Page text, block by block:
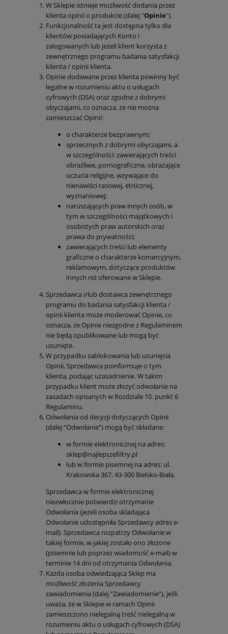
W Sklepie istnieje możliwość dodania przez
klienta opinii o produkcie (dalej "Opinie").
Funkcjonalność ta jest dostępna tylko dla
klientów posiadających Konto i
zalogowanych lub jeżeli klient korzysta z
zewnętrznego programu badania satysfakcji
klienta / opinii klienta.
Opinie dodawane przez klienta powinny być
legalne w rozumieniu aktu o usługach
cyfrowych (DSA) oraz zgodne z dobrymi
obyczajami, co oznacza, że nie można
zamieszczać Opinii:
o charakterze bezprawnym;
sprzecznych z dobrymi obyczajami, a
w szczególności: zawierających treści
obraźliwe, pornograficzne, obrażające
uczucia religijne, wzywające do
nienawiści rasowej, etnicznej,
wyznaniowej;
naruszających praw innych osób, w
tym w szczególności majątkowych i
osobistych praw autorskich oraz
prawa do prywatności;
zawierających treści lub elementy
graficzne o charakterze komercyjnym,
reklamowym, dotyczące produktów
innych niż oferowane w Sklepie.
Sprzedawca i/lub dostawca zewnętrznego
programu do badania satysfakcji klienta /
opinii klienta może moderować Opinie, co
oznacza, że Opinie niezgodne z Regulaminem
nie będą opublikowane lub mogą być
usunięte.
W przypadku zablokowania lub usunięcia
Opinii, Sprzedawca poinformuje o tym
klienta, podając uzasadnienie. W takim
przypadku klient może złożyć odwołanie na
zasadach opisanych w Rozdziale 10. punkt 6
Regulaminu.
Odwołania od decyzji dotyczących Opinii
(dalej “Odwołanie”) mogą być składane:
w formie elektronicznej na adres:
sklep@najlepszefiltry.pl
lub w formie pisemnej na adres: ul.
Krakowska 367, 43-300 Bielsko-Biała.
Sprzedawca w formie elektronicznej
niezwłocznie potwierdzi otrzymanie
Odwołania (jeżeli osoba skladająca
Odwołanie udostępniła Sprzedawcy adres e-
mail). Sprzedawca rozpatrzy Odwołanie w
takiej formie, w jakiej zostało ono złożone
(pisemnie lub poprzez wiadomość e-mail) w
terminie 14 dni od otrzymania Odwołania.
Każda osoba odwiedzająca Sklep ma
możliwość złożenia Sprzedawcy
zawiadomienia (dalej “Zawiadomienie”), jeśli
uważa, że w Sklepie w ramach Opinii
zamieszczono nielegalną treść nielegalną w
rozumieniu aktu o usługach cyfrowych (DSA)